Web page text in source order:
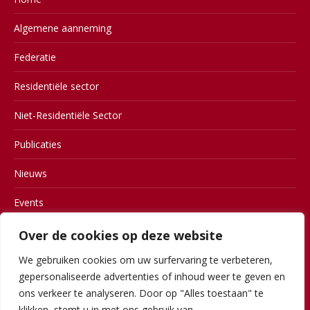
Over de cookies op deze website
We gebruiken cookies om uw surfervaring te verbeteren,
gepersonaliseerde advertenties of inhoud weer te geven en
ons verkeer te analyseren. Door op "Alles toestaan" te
Algemene aanneming
Federatie
Residentiële sector
Niet-Residentiële Sector
Publicaties
Nieuws
Events
Contact
Members
Gebruiksvoorwaarden